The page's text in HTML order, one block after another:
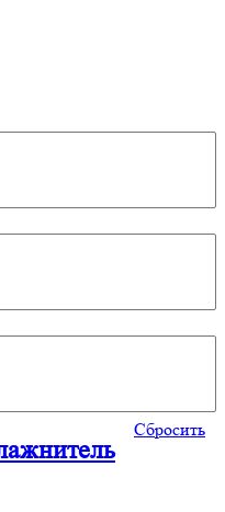
Сбросить